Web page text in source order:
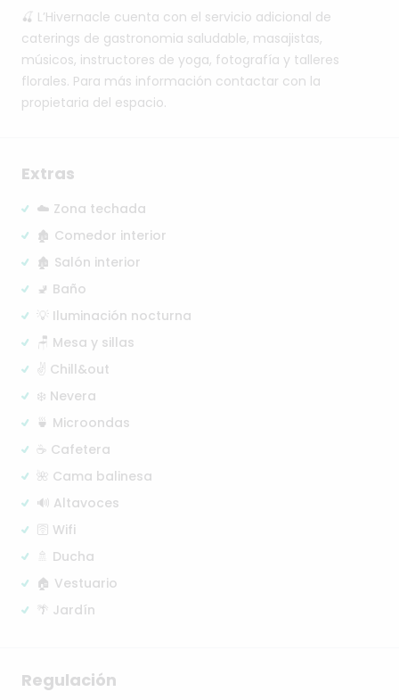
🍒 L’Hivernacle cuenta con el servicio adicional de
caterings de gastronomia saludable, masajistas,
músicos, instructores de yoga, fotografía y talleres
florales. Para más información contactar con la
propietaria del espacio.
Extras
☁️ Zona techada
🏚️ Comedor interior
🏚️ Salón interior
🚽 Baño
💡 Iluminación nocturna
🪑 Mesa y sillas
✌️ Chill&out
❄️ Nevera
🍵 Microondas
☕ Cafetera
🌺 Cama balinesa
🔊 Altavoces
🛜 Wifi
🚿 Ducha
🏠 Vestuario
🌴 Jardín
Regulación